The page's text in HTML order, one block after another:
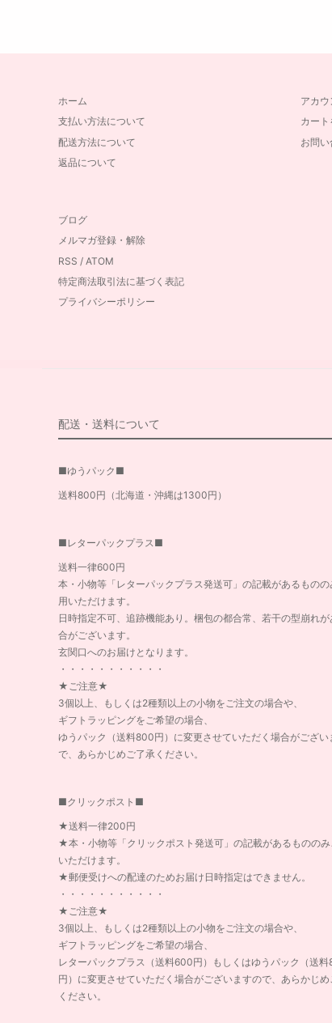
ホーム
支払い方法について
配送方法について
返品について
アカウ
カート
お問
ブログ
メルマガ登録・解除
RSS / ATOM
特定商法取引法に基づく表記
プライバシーポリシー
配送・送料について
■ゆうパック■
送料800円（北海道・沖縄は1300円）
■レターパックプラス■
送料一律600円
本・小物等「レターパックプラス発送可」の記載があるものの
用いただけます。
日時指定不可、追跡機能あり。梱包の都合常、若干の型崩れ
合がございます。
玄関口へのお届けとなります。
・・・・・・・・・・・
★ご注意★
3個以上、もしくは2種類以上の小物をご注文の場合や、
ギフトラッピングをご希望の場合、
ゆうパック（送料800円）に変更させていただく場合がござい
で、あらかじめご了承ください。
■クリックポスト■
★送料一律200円
★本・小物等「クリックポスト発送可」の記載があるもののみ
いただけます。
★郵便受けへの配達のためお届け日時指定はできません。
・・・・・・・・・・・
★ご注意★
3個以上、もしくは2種類以上の小物をご注文の場合や、
ギフトラッピングをご希望の場合、
レターパックプラス（送料600円）もしくはゆうパック（送
円）に変更させていただく場合がございますので、あらかじめ
ください。